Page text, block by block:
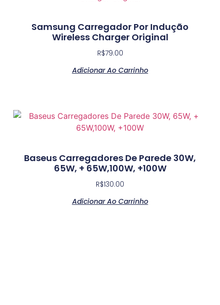
Samsung Carregador Por Indução
Wireless Charger Original
R$79.00
Adicionar Ao Carrinho
Baseus Carregadores De Parede 30W,
65W, + 65W,100W, +100W
R$130.00
Adicionar Ao Carrinho